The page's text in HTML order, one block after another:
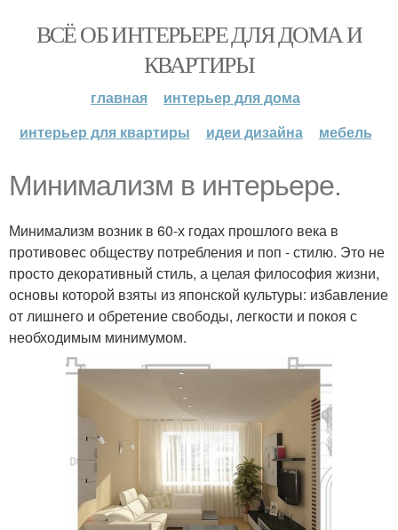
ВСЁ ОБ ИНТЕРЬЕРЕ ДЛЯ ДОМА И
КВАРТИРЫ
главная
интерьер для дома
интерьер для квартиры
идеи дизайна мебель
Минимализм в интерьере.
Минимализм возник в 60-х годах прошлого века в
противовес обществу потребления и поп - стилю. Это не
просто декоративный стиль, а целая философия жизни,
основы которой взяты из японской культуры: избавление
от лишнего и обретение свободы, легкости и покоя с
необходимым минимумом.